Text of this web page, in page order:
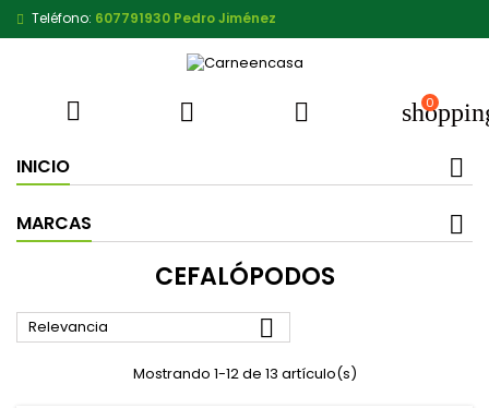
Teléfono: 607791930 Pedro Jiménez
   0
INICIO
MARCAS
CEFALÓPODOS
Relevancia 
Mostrando 1-12 de 13 artículo(s)